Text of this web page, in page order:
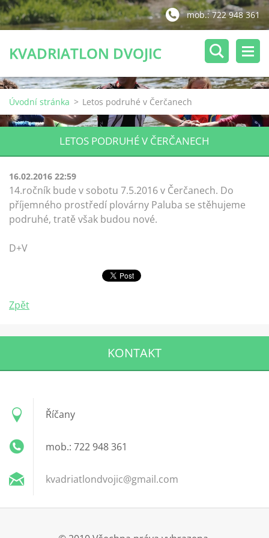
mob.: 722 948 361
KVADRIATLON DVOJIC
Úvodní stránka > Letos podruhé v Čerčanech
LETOS PODRUHÉ V ČERČANECH
16.02.2016 22:59
14.ročník bude v sobotu 7.5.2016 v Čerčanech. Do
příjemného prostředí plovárny Paluba se stěhujeme
podruhé, tratě však budou nové.
D+V
Zpět
KONTAKT
Říčany
mob.: 722 948 361
kvadriatlondvojic@gmail.com